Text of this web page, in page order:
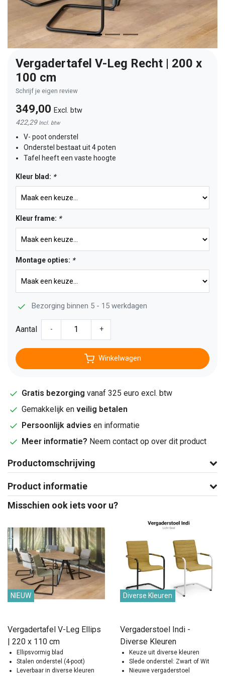
Vergadertafel V-Leg Recht | 200 x
100 cm
Schrijf je eigen review
349,00 Excl. btw
422,29 Incl. btw
V- poot onderstel
Onderstel bestaat uit 4 poten
Tafel heeft een vaste hoogte
Kleur blad: *
Kleur frame: *
Montage opties: *
Bezorging binnen 5 - 15 werkdagen
Aantal - +
Winkelwagen
Gratis bezorging vanaf 325 euro excl. btw
Gemakkelijk en veilig betalen
Persoonlijk advies en informatie
Meer informatie? Neem contact op over dit product
Productomschrijving
Product informatie
Misschien ook iets voor u?
NIEUW
Vergadertafel V-Leg Ellips
| 220 x 110 cm
Ellipsvormig blad
Stalen onderstel (4-poot)
Leverbaar in diverse kleuren
Diverse Kleuren
Vergaderstoel Indi -
Diverse Kleuren
Keuze uit diverse kleuren
Slede onderstel: Zwart of Wit
Nieuwe vergaderstoel